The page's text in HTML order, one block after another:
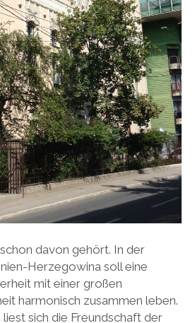
davon gehört. In der
Herzegowina soll eine
mit einer großen
harmonisch zusammen leben.
sich die Freundschaft der